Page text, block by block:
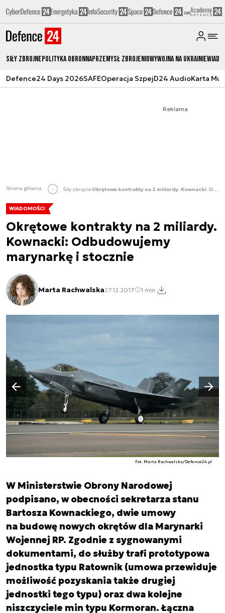
Siły zbrojnePolityka obronnaPrzemysł ZbrojeniowyWojna na Ukrainie
Defence24 Days 2026SAFEOperacja SzpejD24 AudioKarta
Reklama
Strona główna Siły zbrojne Okrętowe kontrakty na 2 miliardy. Kownacki: Odbudowujemy marynarkę i stocznie
WIADOMOŚCI
Okrętowe kontrakty na 2 miliardy.
Kownacki: Odbudowujemy
marynarkę i stocznie
Marta Rachwalska27.12.2017 1 min.
Fot. Marta Rachwalska/Defence24.pl
Poprzedni slajd
Następny slajd
W Ministerstwie Obrony Narodowej
podpisano, w obecności sekretarza stanu
Bartosza Kownackiego, dwie umowy
na budowę nowych okrętów dla Marynarki
Wojennej RP. Zgodnie z sygnowanymi
dokumentami, do służby trafi prototypowa
jednostka typu Ratownik (umowa przewiduje
możliwość pozyskania także drugiej
jednostki tego typu) oraz dwa kolejne
niszczyciele min typu Kormoran. Łączna